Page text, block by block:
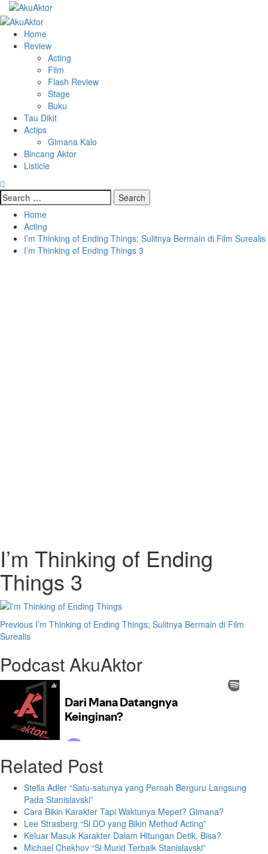
Skip
to
content
Primary
Menu
Home
Review
Acting
Film
Flash Review
Stage
Buku
Tau Dikit
Actips
Gimana Kalo
Bincang Aktor
Listicle
Search
for:
Home
Acting
I’m Thinking of Ending Things; Sulitnya Bermain di Film Surealis
I’m Thinking of Ending Things 3
I’m Thinking of Ending
Things 3
Post
Navigation
Previous I’m Thinking of Ending Things; Sulitnya Bermain di Film
Surealis
Podcast AkuAktor
Related Post
Stella Adler “Satu-satunya yang Pernah Berguru Langsung
Pada Stanislavski”
Cara Bikin Karakter Tapi Waktunya Mepet? Gimana?
Lee Strasberg “Si DO yang Bikin Method Acting”
Keluar Masuk Karakter Dalam Hitungan Detik, Bisa?
Michael Chekhov “Si Murid Terbaik Stanislavski”